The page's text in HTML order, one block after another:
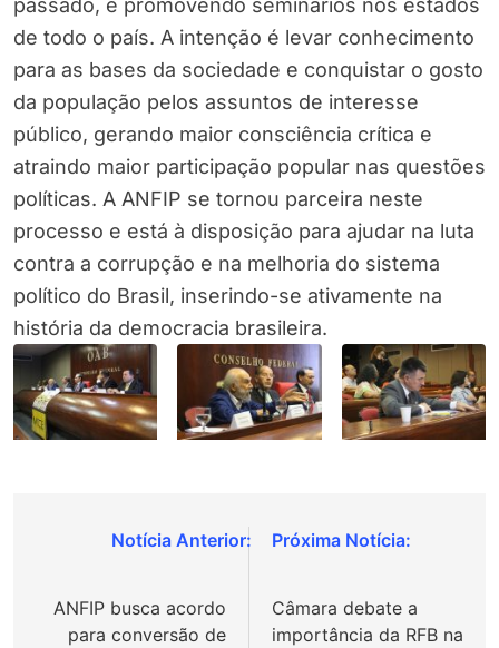
passado, e promovendo seminários nos estados
de todo o país. A intenção é levar conhecimento
para as bases da sociedade e conquistar o gosto
da população pelos assuntos de interesse
público, gerando maior consciência crítica e
atraindo maior participação popular nas questões
políticas. A ANFIP se tornou parceira neste
processo e está à disposição para ajudar na luta
contra a corrupção e na melhoria do sistema
político do Brasil, inserindo-se ativamente na
história da democracia brasileira.
Navegação
Post
ANFIP busca acordo
para conversão de
Câmara debate a
importância da RFB na